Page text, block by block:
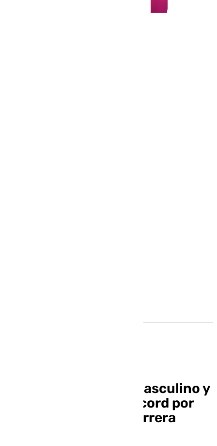
Un nuevo campeón masculino y
Machrouh bate su récord por
segundo año en la Carrera